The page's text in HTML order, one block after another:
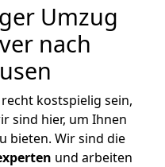
Umzug
nach
kostspielig sein,
sind hier, um Ihnen
bieten. Wir sind die
und arbeiten